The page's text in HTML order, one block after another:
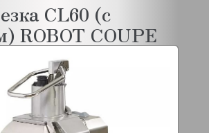
CL60 (с
ROBOT COUPE